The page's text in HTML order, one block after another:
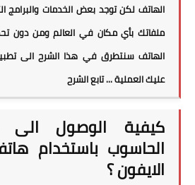
الهاتف لكن توجد بعض الخدمات والبرامج
ملفاتك بأي مكان في العالم ومن دون
عليك العملية ... تابع الشرح
كيفية الوصول
الحاسوب باستخدام
الايفون ؟